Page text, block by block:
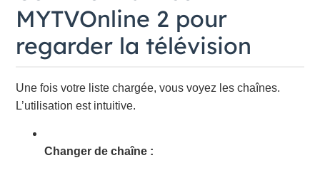
MYTVOnline 2 pour
regarder la télévision
Une fois votre liste chargée, vous voyez les chaînes.
L’utilisation est intuitive.
Changer de chaîne :